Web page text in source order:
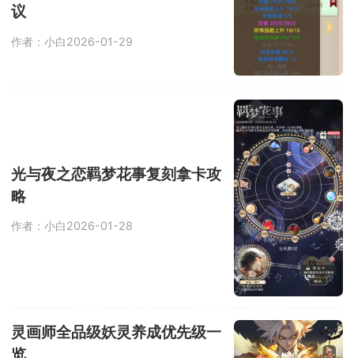
议
作者：小白2026-01-29
光与夜之恋羁梦花事复刻拿卡攻
略
作者：小白2026-01-28
灵画师全品级妖灵养成优先级一